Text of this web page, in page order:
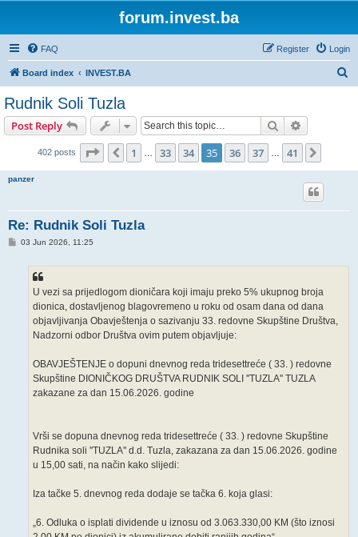
forum.invest.ba
FAQ Login
Register
Board index INVEST.BA
Rudnik Soli Tuzla
Post Reply Search
402 posts Page 35 of 41
Previous
1 33 34 35 36 37 41
panzer
Re: Rudnik Soli Tuzla
P03 Jun 2026, 11:25
U vezi sa prijedlogom dioničara koji imaju preko 5% ukupnog broja
dionica, dostavljenog blagovremeno u roku od osam dana od dana
objavljivanja Obavještenja o sazivanju 33. redovne Skupštine Društva,
Nadzorni odbor Društva ovim putem objavljuje:
OBAVJEŠTENJE o dopuni dnevnog reda tridesettreće ( 33. ) redovne
Skupštine DIONIČKOG DRUŠTVA RUDNIK SOLI ''TUZLA'' TUZLA
zakazane za dan 15.06.2026. godine
Vrši se dopuna dnevnog reda tridesettreće ( 33. ) redovne Skupštine
Rudnika soli ''TUZLA'' d.d. Tuzla, zakazana za dan 15.06.2026. godine
u 15,00 sati, na način kako slijedi:
Iza tačke 5. dnevnog reda dodaje se tačka 6. koja glasi:
„6. Odluka o isplati dividende u iznosu od 3.063.330,00 KM (što iznosi